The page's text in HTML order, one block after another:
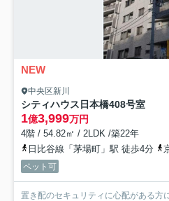
NEW
中央区新川
シティハウス日本橋408号室
1億3,999万円
4階 / 54.82㎡ / 2LDK /築22年
日比谷線「茅場町」駅 徒歩4分
ペット可
置き配のセキュリティに心配がある方